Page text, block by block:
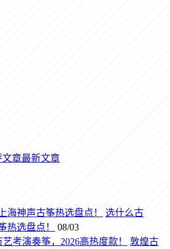
文章最新文章
选什么古
热选盘点！
08/03
敦煌古